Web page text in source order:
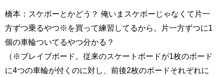
橋本：スケボーとかどう？ 俺いまスケボーじゃなくて片一
方ずつ乗るやつ※を買って練習してるから。片一方ずつに1
個の車輪ついてるやつ分かる？
（※ブレイブボード。従来のスケートボードが1枚のボード
に4つの車輪が付くのに対し、前後2枚のボードそれぞれに